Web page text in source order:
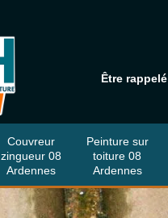
Être rappelé
Couvreur
zingueur 08
Ardennes
Peinture sur
toiture 08
Ardennes